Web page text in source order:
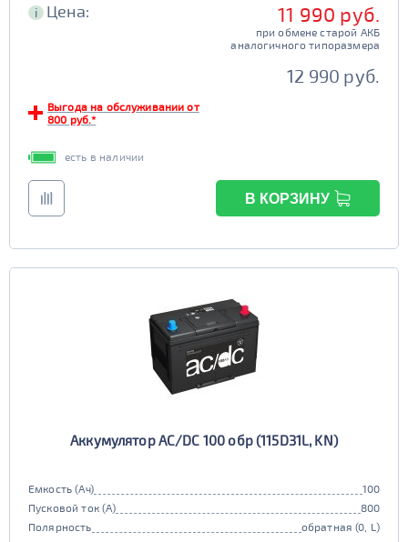
i Цена: 11 990 руб.
при обмене старой АКБ
аналогичного типоразмера
12 990 руб.
Выгода на обслуживании от
800 руб.*
есть в наличии
В КОРЗИНУ
Аккумулятор AC/DC 100 обр (115D31L, KN)
Емкость (Ач)
100
Пусковой ток (А)
800
Полярность
обратная (0, L)